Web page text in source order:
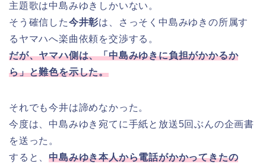
主題歌は中島みゆきしかいない。
そう確信した今井彰は、さっそく中島みゆきの所属す
るヤマハへ楽曲依頼を交渉する。
だが、ヤマハ側は、「中島みゆきに負担がかかるか
ら」と難色を示した。
それでも今井は諦めなかった。
今度は、中島みゆき宛てに手紙と放送5回ぶんの企画書
を送った。
すると、中島みゆき本人から電話がかかってきたの